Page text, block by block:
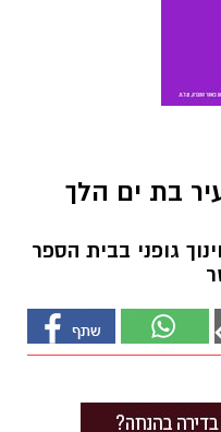
בת ים הלך
גופני בבית הספר